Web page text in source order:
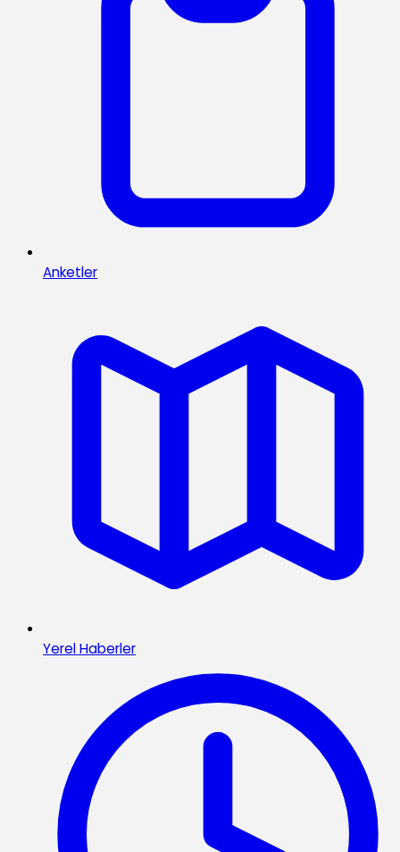
Anketler
Yerel Haberler